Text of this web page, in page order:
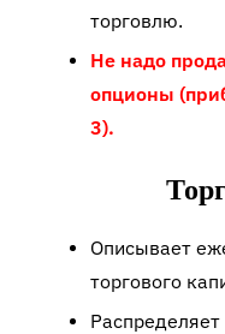
торговлю.
Не надо
опционы (
3).
Описывает
торгового